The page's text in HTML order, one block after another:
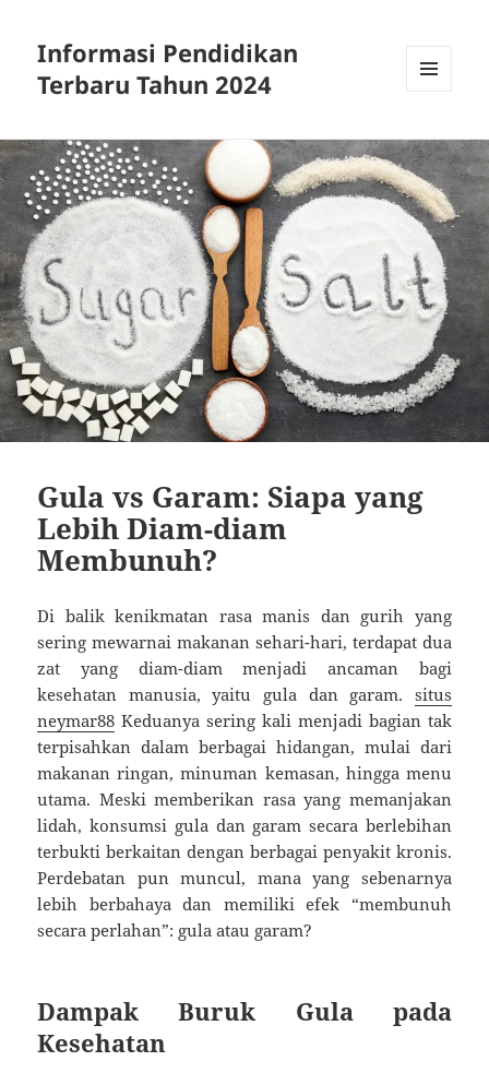
Informasi Pendidikan
Terbaru Tahun 2024
WIDGETS
Gula vs Garam: Siapa yang
Lebih Diam-diam
Membunuh?
Di balik kenikmatan rasa manis dan gurih yang
sering mewarnai makanan sehari-hari, terdapat dua
zat yang diam-diam menjadi ancaman bagi
kesehatan manusia, yaitu gula dan garam. situs
neymar88 Keduanya sering kali menjadi bagian tak
terpisahkan dalam berbagai hidangan, mulai dari
makanan ringan, minuman kemasan, hingga menu
utama. Meski memberikan rasa yang memanjakan
lidah, konsumsi gula dan garam secara berlebihan
terbukti berkaitan dengan berbagai penyakit kronis.
Perdebatan pun muncul, mana yang sebenarnya
lebih berbahaya dan memiliki efek “membunuh
secara perlahan”: gula atau garam?
Dampak Buruk Gula pada
Kesehatan